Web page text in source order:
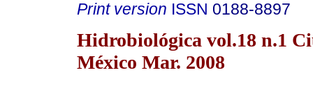
Print version ISSN 0188-8897
Hidrobiológica vol.18 n.1
México Mar. 2008